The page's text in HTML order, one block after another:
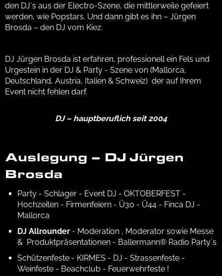
den DJ`s aus der Electro-Szene, die mittlerweile gefeiert
werden, wie Popstars. Und dann gibt es ihn – Jürgen
Brosda – den DJ vom Kiez.
DJ Jürgen Brosda ist erfahren, professionell ein Fels und
Urgestein in der DJ & Party - Szene von (Mallorca,
Deutschland, Austria, Italien & Schweiz) der auf Ihrem
Event nicht fehlen darf.
DJ – hauptberuflich seit 2004
Auslegung – DJ Jürgen
Brosda
Party - Schlager - Event DJ - OKTOBERFEST -
Hochzeiten - Firmenfeiern - Ü30 - Ü44 - Finca DJ -
Mallorca
DJ Allrounder - Moderation , Moderator sowie Messe
& Produktpräsentationen - Ballermann® Radio Party´s
Schützenfeste - KIRMES - DJ - Strassenfeste -
Weinfeste - Beachclub - Feuerwehrfeste !